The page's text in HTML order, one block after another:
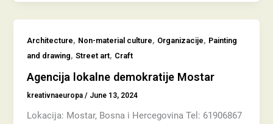
Architecture, Non-material culture, Organizacije, Painting
and drawing,Street art, Craft
Agencija lokalne demokratije Mostar
kreativnaeuropa/ June 13, 2024
Lokacija: Mostar, Bosna i Hercegovina Tel: 61906867